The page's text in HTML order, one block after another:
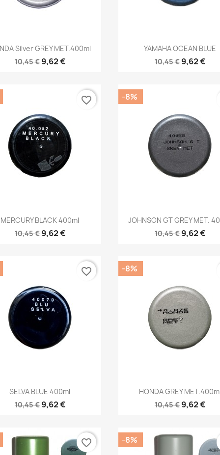
Anteprima
Silver GREY MET.400ml
10,45 € 9,62 €
Anteprima
YAMAHA OCEAN BLUE
10,45 € 9,62 €
Anteprima
MERCURY BLACK 400ml
10,45 € 9,62 €
favorite_border
Anteprima
JOHNSON GT GREY MET.
10,45 € 9,62 €
-8%
Anteprima
SELVA BLUE 400ml
10,45 € 9,62 €
favorite_border
Anteprima
HONDA GREY MET.400ml
10,45 € 9,62 €
-8%
favorite_border -8%